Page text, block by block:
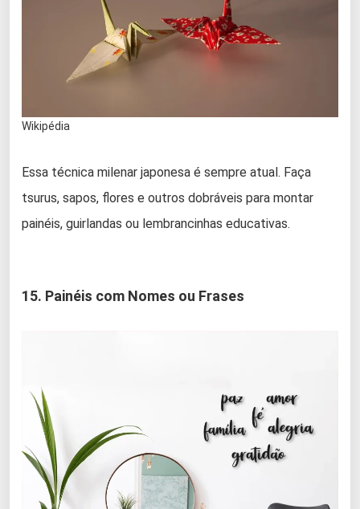
Wikipédia
Essa técnica milenar japonesa é sempre atual. Faça
tsurus, sapos, flores e outros dobráveis para montar
painéis, guirlandas ou lembrancinhas educativas.
15. Painéis com Nomes ou Frases